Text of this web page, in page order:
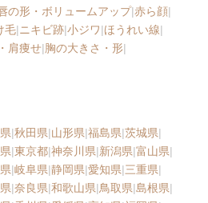
の形・ボリュームアップ|赤ら顔|
毛| ニキビ跡|小ジワ|ほうれい線|
肩痩せ|胸の大きさ・形|
|秋田県|山形県|福島県|茨城県|
|東京都|神奈川県|新潟県|富山県|
|岐阜県|静岡県|愛知県|三重県|
|奈良県|和歌山県|鳥取県|島根県|